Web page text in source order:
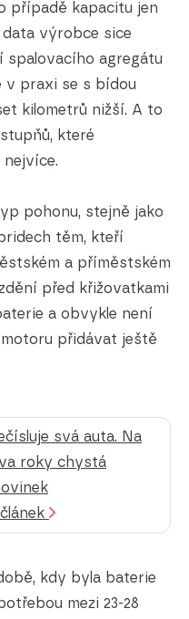
případě kapacitu jen
data výrobce sice
spalovacího agregátu
v praxi se s bídou
kilometrů nižší. A to
které
pohonu, stejně jako
těm, kteří
a příměstském
před křižovatkami
a obvykle není
přidávat ještě
svá auta. Na
roky chystá
kdy byla baterie
mezi 23-28